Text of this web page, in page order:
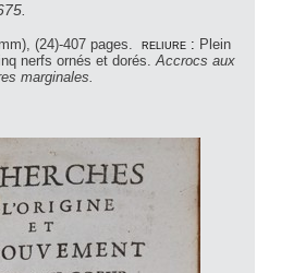
(24)-407 pages. reliure : Plein
nerfs ornés et dorés.Accrocs aux
marginales.